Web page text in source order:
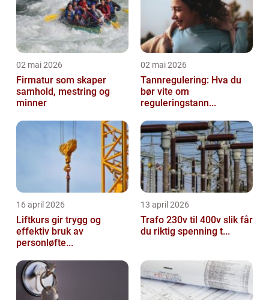
02 mai 2026
Firmatur som skaper
samhold, mestring og
minner
02 mai 2026
Tannregulering: Hva du
bør vite om
reguleringstann...
16 april 2026
Liftkurs gir trygg og
effektiv bruk av
personløfte...
13 april 2026
Trafo 230v til 400v slik får
du riktig spenning t...